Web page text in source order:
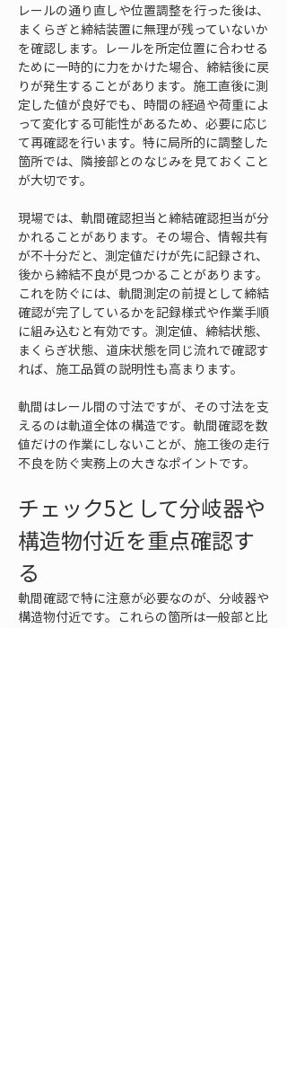
レールの通り直しや位置調整を行った後は、
まくらぎと締結装置に無理が残っていないか
を確認します。レールを所定位置に合わせる
ために一時的に力をかけた場合、締結後に戻
りが発生することがあります。施工直後に測
定した値が良好でも、時間の経過や荷重によ
って変化する可能性があるため、必要に応じ
て再確認を行います。特に局所的に調整した
箇所では、隣接部とのなじみを見ておくこと
が大切です。
現場では、軌間確認担当と締結確認担当が分
かれることがあります。その場合、情報共有
が不十分だと、測定値だけが先に記録され、
後から締結不良が見つかることがあります。
これを防ぐには、軌間測定の前提として締結
確認が完了しているかを記録様式や作業手順
に組み込むと有効です。測定値、締結状態、
まくらぎ状態、道床状態を同じ流れで確認す
れば、施工品質の説明性も高まります。
軌間はレール間の寸法ですが、その寸法を支
えるのは軌道全体の構造です。軌間確認を数
値だけの作業にしないことが、施工後の走行
不良を防ぐ実務上の大きなポイントです。
チェック5として分岐器や
構造物付近を重点確認す
る
軌間確認で特に注意が必要なのが、分岐器や
構造物付近です。これらの箇所は一般部と比